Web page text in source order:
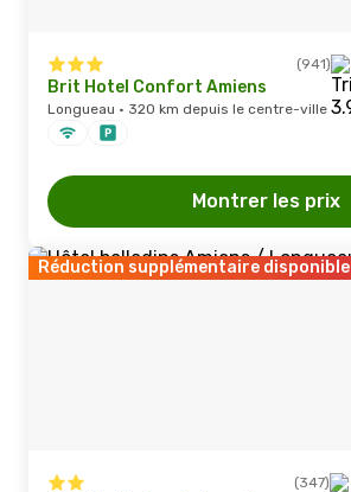
(941)
Brit Hotel Confort Amiens
Longueau · 320 km depuis le centre-ville
Montrer les prix
Réduction supplémentaire disponible
(347)